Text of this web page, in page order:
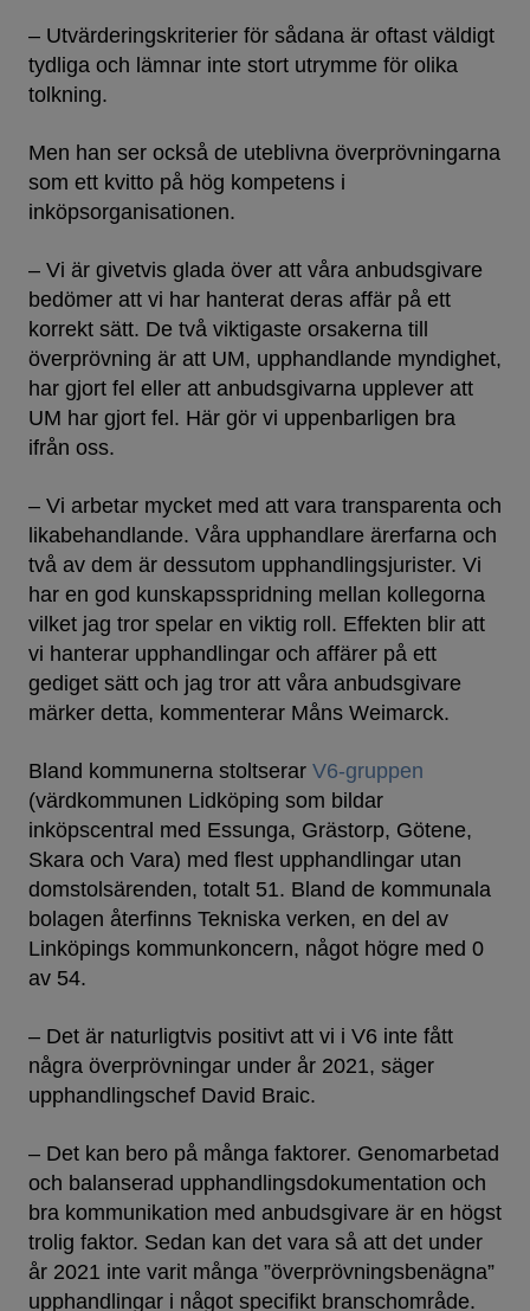
– Utvärderingskriterier för sådana är oftast väldigt
tydliga och lämnar inte stort utrymme för olika
tolkning.
Men han ser också de uteblivna överprövningarna
som ett kvitto på hög kompetens i
inköpsorganisationen.
– Vi är givetvis glada över att våra anbudsgivare
bedömer att vi har hanterat deras affär på ett
korrekt sätt. De två viktigaste orsakerna till
överprövning är att UM, upphandlande myndighet,
har gjort fel eller att anbudsgivarna upplever att
UM har gjort fel. Här gör vi uppenbarligen bra
ifrån oss.
– Vi arbetar mycket med att vara transparenta och
likabehandlande. Våra upphandlare ärerfarna och
två av dem är dessutom upphandlingsjurister. Vi
har en god kunskapsspridning mellan kollegorna
vilket jag tror spelar en viktig roll. Effekten blir att
vi hanterar upphandlingar och affärer på ett
gediget sätt och jag tror att våra anbudsgivare
märker detta, kommenterar Måns Weimarck.
Bland kommunerna stoltserar V6-gruppen
(värdkommunen Lidköping som bildar
inköpscentral med Essunga, Grästorp, Götene,
Skara och Vara) med flest upphandlingar utan
domstolsärenden, totalt 51. Bland de kommunala
bolagen återfinns Tekniska verken, en del av
Linköpings kommunkoncern, något högre med 0
av 54.
– Det är naturligtvis positivt att vi i V6 inte fått
några överprövningar under år 2021, säger
upphandlingschef David Braic.
– Det kan bero på många faktorer. Genomarbetad
och balanserad upphandlingsdokumentation och
bra kommunikation med anbudsgivare är en högst
trolig faktor. Sedan kan det vara så att det under
år 2021 inte varit många ”överprövningsbenägna”
upphandlingar i något specifikt branschområde.